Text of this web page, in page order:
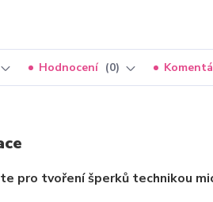
Hodnocení 0
pro tvoření šperků technikou